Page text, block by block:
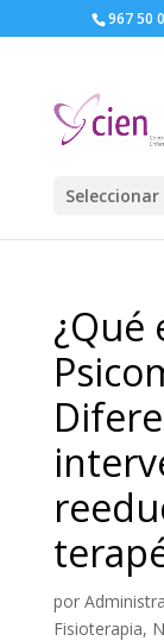
967 50
¿Qué
por
Fisioterapia,